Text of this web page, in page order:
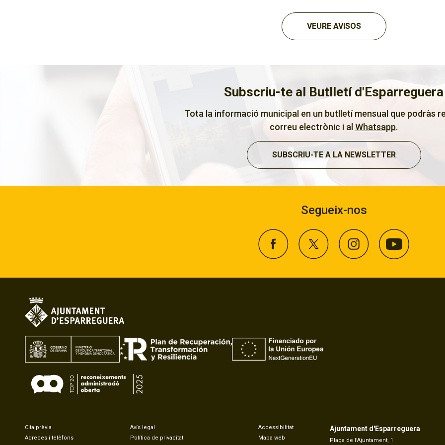
VEURE AVISOS
Subscriu-te al Butlletí d'Esparreguera
Tota la informació municipal en un butlletí mensual que podràs
correu electrònic i al Whatsapp.
SUBSCRIU-TE A LA NEWSLETTER
Segueix-nos
Cita prèvia
Adreces i telèfons
Avís legal
Política de privacitat
Accessibilitat
Mapa web
Ajuntament d'Esparreguera
Plaça de l'Ajuntament, 1